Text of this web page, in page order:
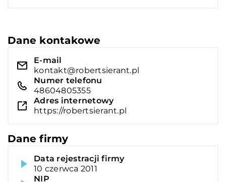
Dane kontakowe
E-mail
kontakt@robertsierant.pl
Numer telefonu
48604805355
Adres internetowy
https://robertsierant.pl
Dane firmy
Data rejestracji firmy
10 czerwca 2011
NIP